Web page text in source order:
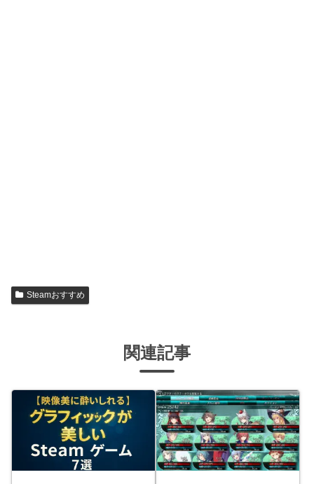
Steamおすすめ
関連記事